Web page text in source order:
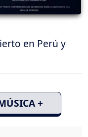
en Perú y
+